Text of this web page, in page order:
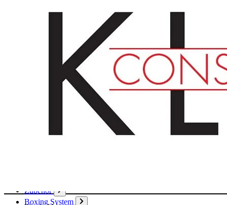
Zubehör
Boxing System